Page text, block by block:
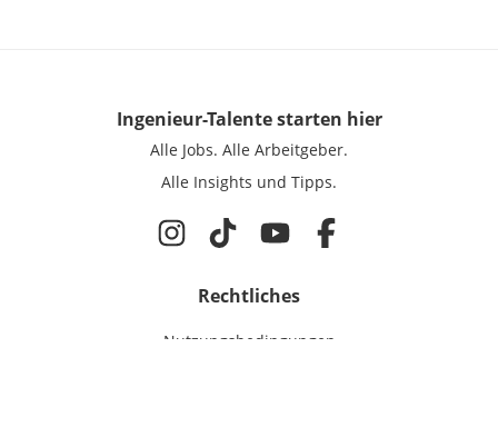
Ingenieur-Talentestarten hier
Alle Jobs. Alle Arbeitgeber.
Alle Insights und Tipps.
Rechtliches
Nutzungsbedingungen